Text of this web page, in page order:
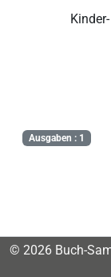
Ausgaben : 1
© 2026 Buch-